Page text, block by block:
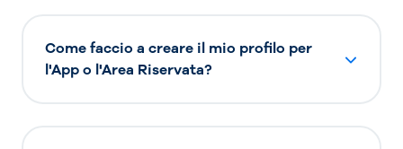
Come faccio a creare il mio profilo per
l'App o l'Area Riservata?